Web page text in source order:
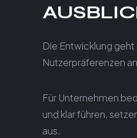
Die Entwicklung
Nutzerpräferenzen
Für Unternehmen
und klar führen,
aus.